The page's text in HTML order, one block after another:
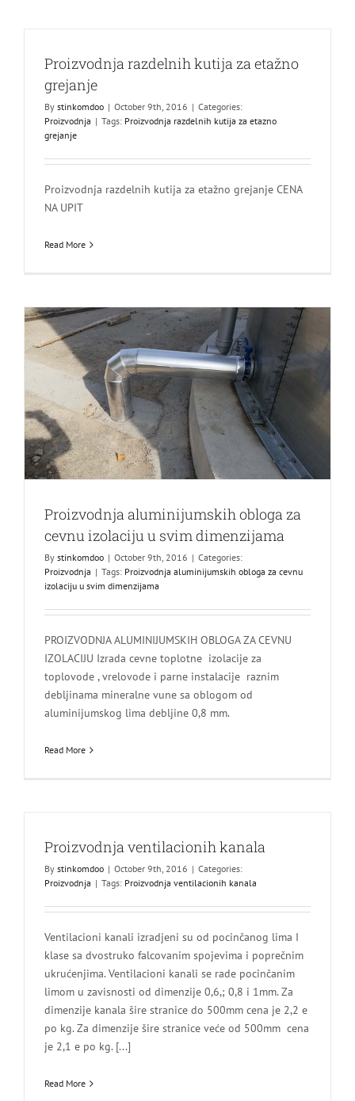
Proizvodnja razdelnih kutija za etažno
grejanje
By stinkomdoo | October 9th, 2016 | Categories:
Proizvodnja | Tags: Proizvodnja razdelnih kutija za etazno
grejanje
Proizvodnja razdelnih kutija za etažno grejanje CENA
NA UPIT
Read More
Proizvodnja aluminijumskih obloga za
cevnu izolaciju u svim dimenzijama
By stinkomdoo | October 9th, 2016 | Categories:
Proizvodnja | Tags: Proizvodnja aluminijumskih obloga za cevnu
izolaciju u svim dimenzijama
PROIZVODNJA ALUMINIJUMSKIH OBLOGA ZA CEVNU
IZOLACIJU Izrada cevne toplotne izolacije za
toplovode , vrelovode i parne instalacije raznim
debljinama mineralne vune sa oblogom od
aluminijumskog lima debljine 0,8 mm.
Read More
Proizvodnja ventilacionih kanala
By stinkomdoo | October 9th, 2016 | Categories:
Proizvodnja | Tags: Proizvodnja ventilacionih kanala
Ventilacioni kanali izradjeni su od pocinčanog lima I
klase sa dvostruko falcovanim spojevima i poprečnim
ukrućenjima. Ventilacioni kanali se rade pocinčanim
limom u zavisnosti od dimenzije 0,6,; 0,8 i 1mm. Za
dimenzije kanala šire stranice do 500mm cena je 2,2 e
po kg. Za dimenzije šire stranice veće od 500mm cena
je 2,1 e po kg. [...]
Read More